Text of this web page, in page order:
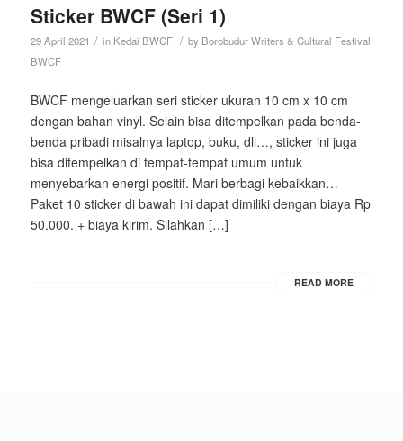
Sticker BWCF (Seri 1)
29 April 2021 / in Kedai BWCF / by Borobudur Writers & Cultural Festival
BWCF
BWCF mengeluarkan seri sticker ukuran 10 cm x 10 cm
dengan bahan vinyl. Selain bisa ditempelkan pada benda-
benda pribadi misalnya laptop, buku, dll…, sticker ini juga
bisa ditempelkan di tempat-tempat umum untuk
menyebarkan energi positif. Mari berbagi kebaikkan…
Paket 10 sticker di bawah ini dapat dimiliki dengan biaya Rp
50.000. + biaya kirim. Silahkan […]
READ MORE